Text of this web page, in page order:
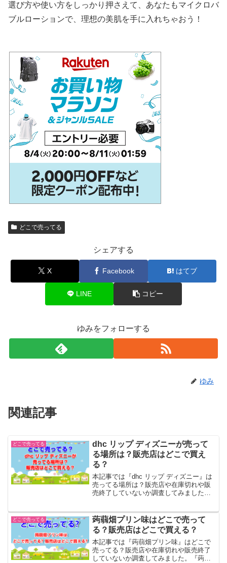
選び方や使い方をしっかり押さえて、あなたもマイクロバ
ブルローションで、理想の美肌を手に入れちゃおう！
どこで売ってる
シェアする
X Facebook はてブ
LINE コピー
ゆみをフォローする
ゆみ
関連記事
どこで売ってる
dhc リップ ディズニーが売って
る場所は？販売店はどこで買え
る？
本記事では『dhc リップ ディズニー』は
売ってる場所は？販売店や在庫切れや販
売終了していないか調査してみました。
東急ハンズ等を調査...
どこで売ってる
蒟蒻畑プリン味はどこで売って
る？販売店はどこで買える？
本記事では『蒟蒻畑プリン味』はどこで
売ってる？販売店や在庫切れや販売終了
していないか調査してみました。『蒟蒻